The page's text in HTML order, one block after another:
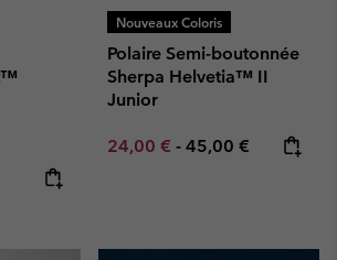
Nouveaux Coloris
Polaire Semi-boutonnée
Sherpa Helvetia™ II
Junior
Minimum sale price:
24,00 € - Maximum price:
45,00 €